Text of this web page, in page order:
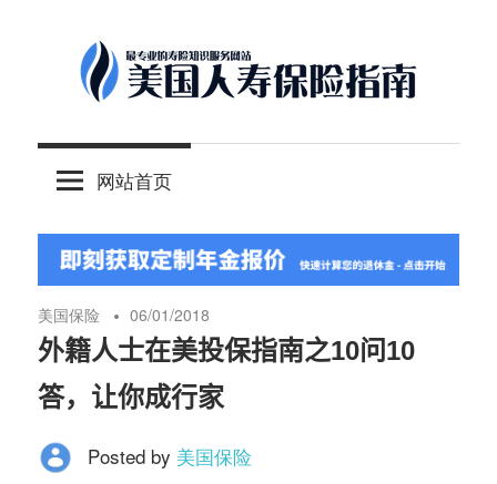
content
美
人
寿
保
最
国
保
险
理
财
服
网站首页
美国保险 06/01/2018
外籍人士在美投保指南之10问10
答，让你成行家
Posted by 美国保险